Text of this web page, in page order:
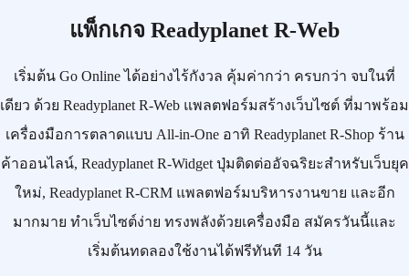
แพ็กเกจ Readyplanet R-Web
เริ่มต้น Go Onlineได้อย่างไร้กังวล คุ้มค่ากว่า ครบกว่า จบในที่
เดียว ด้วย Readyplanet R-Web แพลตฟอร์มสร้างเว็บไซต์ ที่มาพร้อม
เครื่องมือการตลาดแบบ All-in-Oneอาทิ Readyplanet R-Shopร้าน
ค้าออนไลน์, Readyplanet R-Widgetปุ่มติดต่ออัจฉริยะสำหรับเว็บยุค
ใหม่, Readyplanet R-CRMแพลตฟอร์มบริหารงานขาย และอีก
มากมาย ทำเว็บไซต์ง่าย ทรงพลังด้วยเครื่องมือ สมัครวันนี้และ
เริ่มต้นทดลองใช้งานได้ฟรีทันที 14 วัน